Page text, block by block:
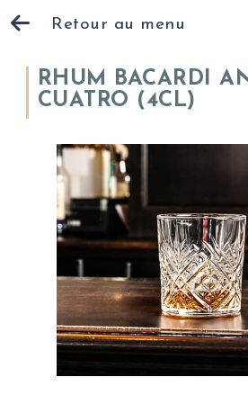
Retour au menu
RHUM BACARDI
CUATRO (4CL)